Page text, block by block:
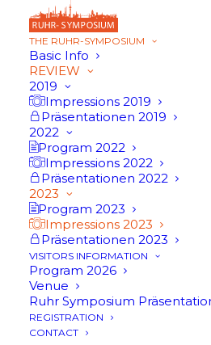
THE RUHR-SYMPOSIUM
Basic Info
REVIEW
2019
Impressions 2019
Präsentationen 2019
2022
Program 2022
Impressions 2022
Präsentationen 2022
2023
Program 2023
Impressions 2023
Präsentationen 2023
VISITORS INFORMATION
Program 2026
Venue
Ruhr Symposium
REGISTRATION
CONTACT
Impressions